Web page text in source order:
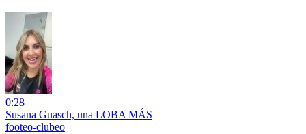
0:28
Susana Guasch, una LOBA MÁS
footeo-clubeo